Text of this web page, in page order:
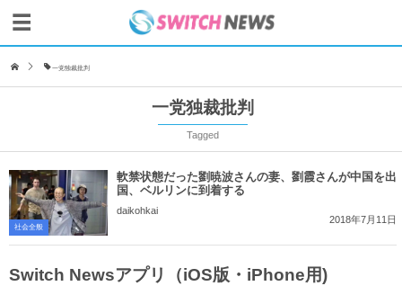
一党独裁批判
一党独裁批判
Tagged
社会全般
軟禁状態だった劉暁波さんの妻、劉霞さんが中国を出
国、ベルリンに到着する
daikohkai
2018年7月11日
Switch Newsアプリ（iOS版・iPhone用)